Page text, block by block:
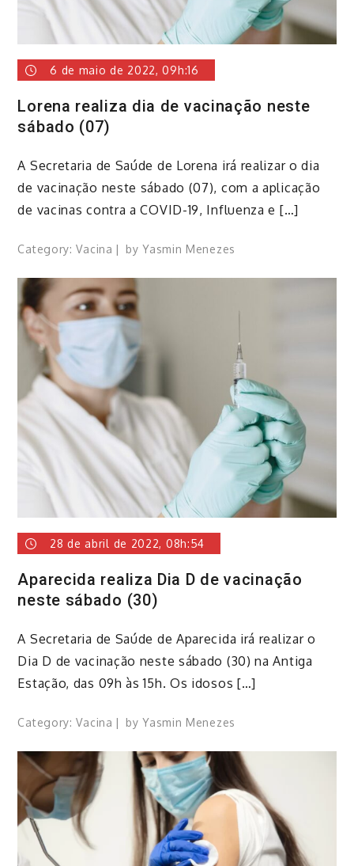
6 de maio de 2022, 09h:16
Lorena realiza dia de vacinação neste
sábado (07)
​A Secretaria de Saúde de Lorena irá realizar o dia
de vacinação neste sábado (07), com a aplicação
de vacinas contra a COVID-19, Influenza e […]
Category:Vacina byYasmin Menezes
28 de abril de 2022, 08h:54
Aparecida realiza Dia D de vacinação
neste sábado (30)
A Secretaria de Saúde de Aparecida irá realizar o
Dia D de vacinação neste sábado (30) na Antiga
Estação, das 09h às 15h. Os idosos […]
Category:Vacina byYasmin Menezes